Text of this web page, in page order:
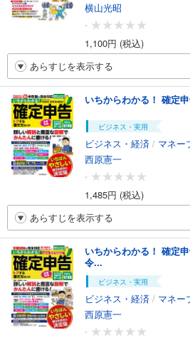
横山光昭
-
1,100円 (税込)
あらすじを表示する
いちからわかる！ 確定
ビジネス・実用
ビジネス・経済 / マネー
西原憲一
-
1,485円 (税込)
あらすじを表示する
いちからわかる！ 確定
令...
ビジネス・実用
ビジネス・経済 / マネー
西原憲一
-